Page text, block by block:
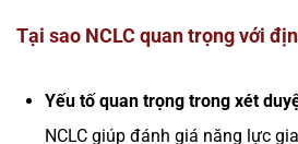
Tại sao NCLC quan trọng với
Yếu tố quan trọng trong xét
NCLC giúp đánh giá năng lực